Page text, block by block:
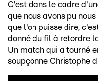
C'est dans le cadre
que nous avons pu
que l'on puisse dire,
donné du fil à retordre
Un match qui a tourné
soupçonne Christophe